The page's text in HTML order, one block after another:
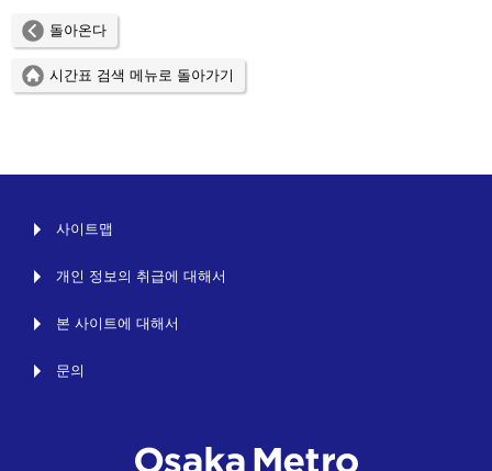
돌아온다
시간표 검색 메뉴로 돌아가기
사이트맵
개인 정보의 취급에 대해서
본 사이트에 대해서
문의